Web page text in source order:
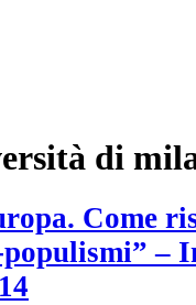
di
Come
–